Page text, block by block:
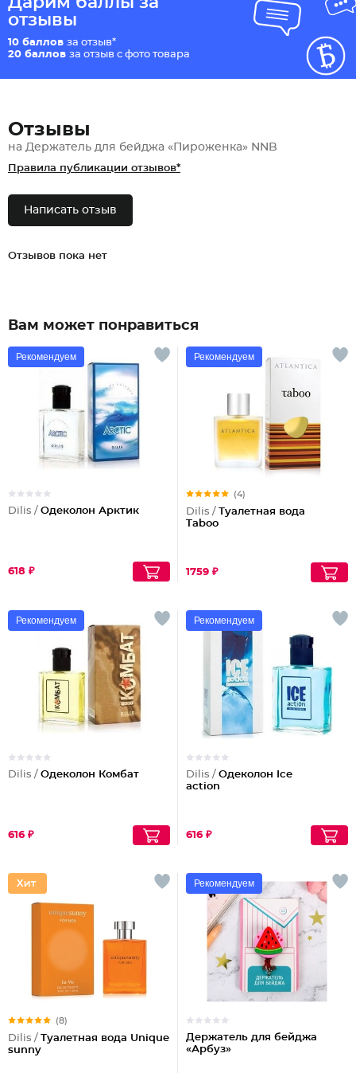
отзывы
10 баллов за отзыв*
20 баллов за отзыв с фото товара
Отзывы
на Держатель для бейджа «Пироженка» NNB
Правила публикации отзывов*
Написать отзыв
Отзывов пока нет
Вам может понравиться
Рекомендуем
Dilis / Одеколон Арктик
618 ₽
Рекомендуем
(4)
Dilis / Туалетная вода
Taboo
1759 ₽
Рекомендуем
Dilis / Одеколон Комбат
616 ₽
Рекомендуем
Dilis / Одеколон Ice
action
616 ₽
(8)
Dilis / Туалетная вода Unique
sunny
Рекомендуем
Держатель для бейджа
«Арбуз»